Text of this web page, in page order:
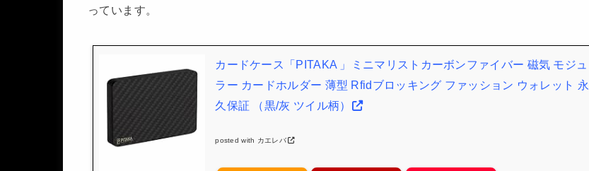
っています。
カードケース「PITAKA 」ミニマリストカーボンファイバー 磁気 モジュ
ラー カードホルダー 薄型 Rfidブロッキング ファッション ウォレット 永
久保証 （黒/灰 ツイル柄）
posted with カエレバ